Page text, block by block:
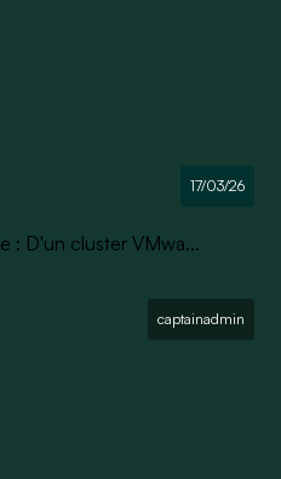
17/03/26
: D'un cluster VMwa...
captainadmin